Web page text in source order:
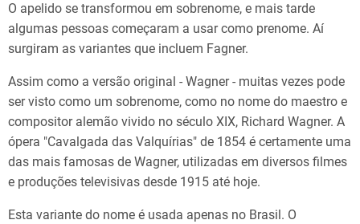
O apelido se transformou em sobrenome, e mais tarde
algumas pessoas começaram a usar como prenome. Aí
surgiram as variantes que incluem Fagner.
Assim como a versão original - Wagner - muitas vezes pode
ser visto como um sobrenome, como no nome do maestro e
compositor alemão vivido no século XIX, Richard Wagner. A
ópera "Cavalgada das Valquírias" de 1854 é certamente uma
das mais famosas de Wagner, utilizadas em diversos filmes
e produções televisivas desde 1915 até hoje.
Esta variante do nome é usada apenas no Brasil. O